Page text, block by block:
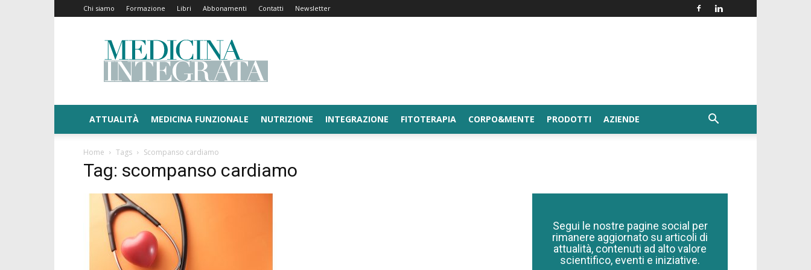
Chi siamo Formazione Libri Abbonamenti Contatti Newsletter
Medicina
Integrata
ATTUALITÀ MEDICINA FUNZIONALE NUTRIZIONE INTEGRAZIONE FITOTERAPIA CORPO&MENTE PRODOTTI AZIENDE
Home Tags Scompanso cardiamo
Tag: scompanso cardiamo
Segui le nostre pagine social per
rimanere aggiornato su articoli di
attualità, contenuti ad alto valore
scientifico, eventi e iniziative.